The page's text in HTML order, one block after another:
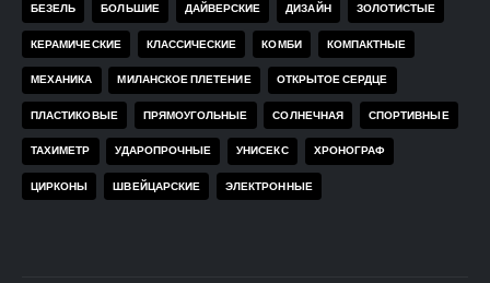
БЕЗЕЛЬ БОЛЬШИЕ ДАЙВЕРСКИЕ ДИЗАЙН ЗОЛОТИСТЫЕ
КЕРАМИЧЕСКИЕ КЛАССИЧЕСКИЕ КОМБИ КОМПАКТНЫЕ
МЕХАНИКА МИЛАНСКОЕ ПЛЕТЕНИЕ ОТКРЫТОЕ СЕРДЦЕ
ПЛАСТИКОВЫЕ ПРЯМОУГОЛЬНЫЕ СОЛНЕЧНАЯ СПОРТИВНЫЕ
ТАХИМЕТР УДАРОПРОЧНЫЕ УНИСЕКС ХРОНОГРАФ
ЦИРКОНЫ ШВЕЙЦАРСКИЕ ЭЛЕКТРОННЫЕ